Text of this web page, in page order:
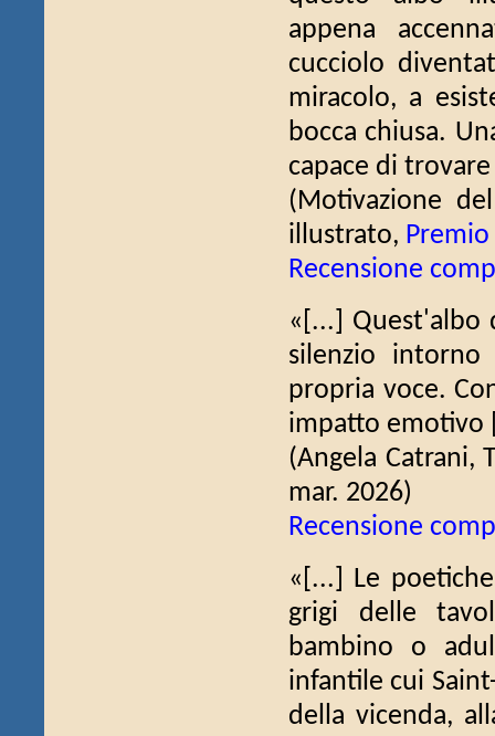
appena
cucciolo
miracolo, a
bocca chiusa.
capace di
(Motivazione
illustrato, Premio
Recensione
«[...] Quest'albo
silenzio intorno
propria voce.
impatto emotivo
(Angela Catrani,
mar. 2026)
Recensione
«[...] Le
grigi delle
bambino o
infantile cui
della vicenda,